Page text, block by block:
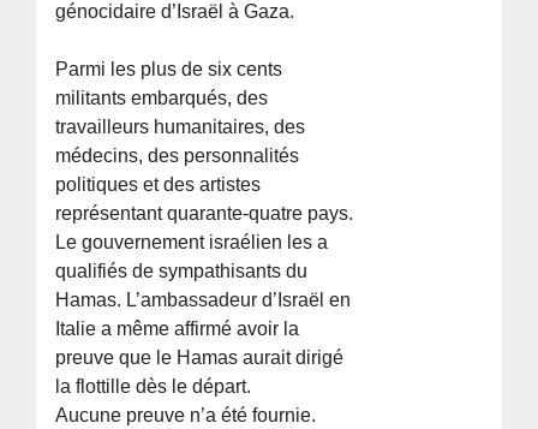
génocidaire d’Israël à Gaza.
Parmi les plus de six cents
militants embarqués, des
travailleurs humanitaires, des
médecins, des personnalités
politiques et des artistes
représentant quarante-quatre pays.
Le gouvernement israélien les a
qualifiés de sympathisants du
Hamas. L’ambassadeur d’Israël en
Italie a même affirmé avoir la
preuve que le Hamas aurait dirigé
la flottille dès le départ.
Aucune preuve n’a été fournie.